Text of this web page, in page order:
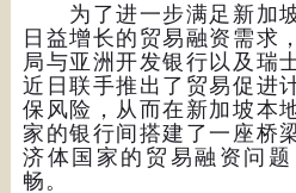
为了进一步满足新加坡
日益增长的贸易融资需求
局与亚洲开发银行以及瑞
近日联手推出了贸易促进
保风险，从而在新加坡本
家的银行间搭建了一座桥
济体国家的贸易融资问
畅。